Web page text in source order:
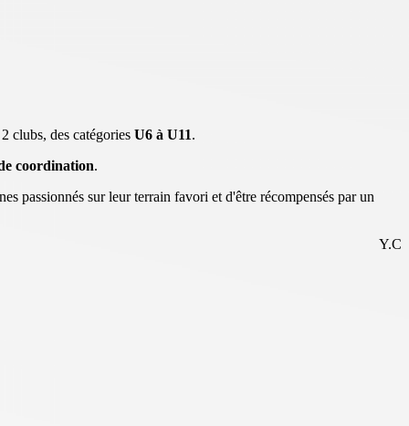
clubs, des catégories U6 à U11.
coordination.
passionnés sur leur terrain favori et d'être récompensés par un
Y.C